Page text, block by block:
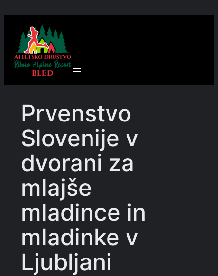
vsebino
Prvenstvo
Slovenije v
dvorani za
mlajše
mladince in
mladinke v
Ljubljani